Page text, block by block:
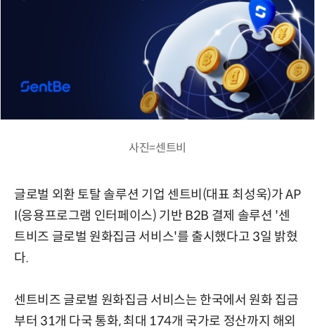
사진=센트비
글로벌 외환 토탈 솔루션 기업 센트비(대표 최성욱)가 AP
I(응용프로그램 인터페이스) 기반 B2B 결제 솔루션 '센
트비즈 글로벌 원화집금 서비스'를 출시했다고 3일 밝혔
다.
센트비즈 글로벌 원화집금 서비스는 한국에서 원화 집금
부터 31개 다국 통화, 최대 174개 국가로 정산까지 해외